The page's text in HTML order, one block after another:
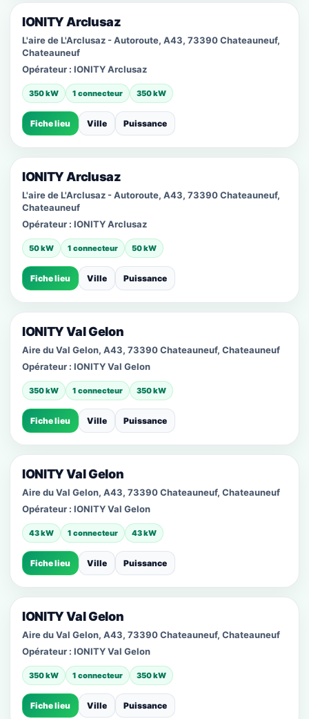
IONITY Arclusaz
L'aire de L'Arclusaz - Autoroute, A43, 73390 Chateauneuf,
Chateauneuf
Opérateur : IONITY Arclusaz
350 kW 1 connecteur 350 kW
Fiche lieu Ville Puissance
IONITY Arclusaz
L'aire de L'Arclusaz - Autoroute, A43, 73390 Chateauneuf,
Chateauneuf
Opérateur : IONITY Arclusaz
50 kW 1 connecteur 50 kW
Fiche lieu Ville Puissance
IONITY Val Gelon
Aire du Val Gelon, A43, 73390 Chateauneuf, Chateauneuf
Opérateur : IONITY Val Gelon
350 kW 1 connecteur 350 kW
Fiche lieu Ville Puissance
IONITY Val Gelon
Aire du Val Gelon, A43, 73390 Chateauneuf, Chateauneuf
Opérateur : IONITY Val Gelon
43 kW 1 connecteur 43 kW
Fiche lieu Ville Puissance
IONITY Val Gelon
Aire du Val Gelon, A43, 73390 Chateauneuf, Chateauneuf
Opérateur : IONITY Val Gelon
350 kW 1 connecteur 350 kW
Fiche lieu Ville Puissance